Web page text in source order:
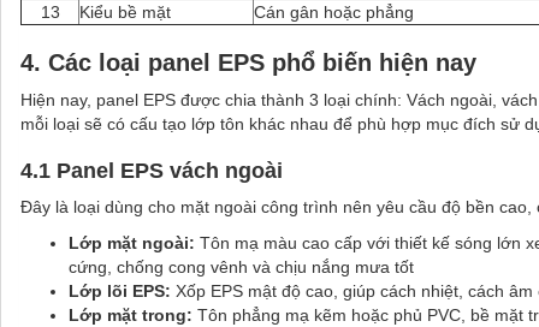
13
Kiểu bề mặt Cán gân hoặc phẳng
4. Các loại panel EPS phổ biến hiện nay
Hiện nay, panel EPS được chia thành 3 loại chính: Vách ngoài,
mỗi loại sẽ có cấu tạo lớp tôn khác nhau để phù hợp mục đích sử
4.1 Panel EPS vách ngoài
Đây là loại dùng cho mặt ngoài công trình nên yêu cầu độ bền
Lớp mặt ngoài: Tôn mạ màu cao cấp với thiết kế sóng lớn
cứng, chống cong vênh và chịu nắng mưa tốt
Lớp lõi EPS: Xốp EPS mật độ cao, giúp cách nhiệt, cách
Lớp mặt trong: Tôn phẳng mạ kẽm hoặc phủ PVC, bề mặt